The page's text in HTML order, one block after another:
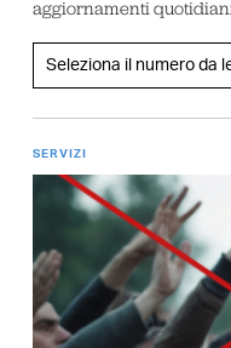
aggiornamenti
SERVIZI